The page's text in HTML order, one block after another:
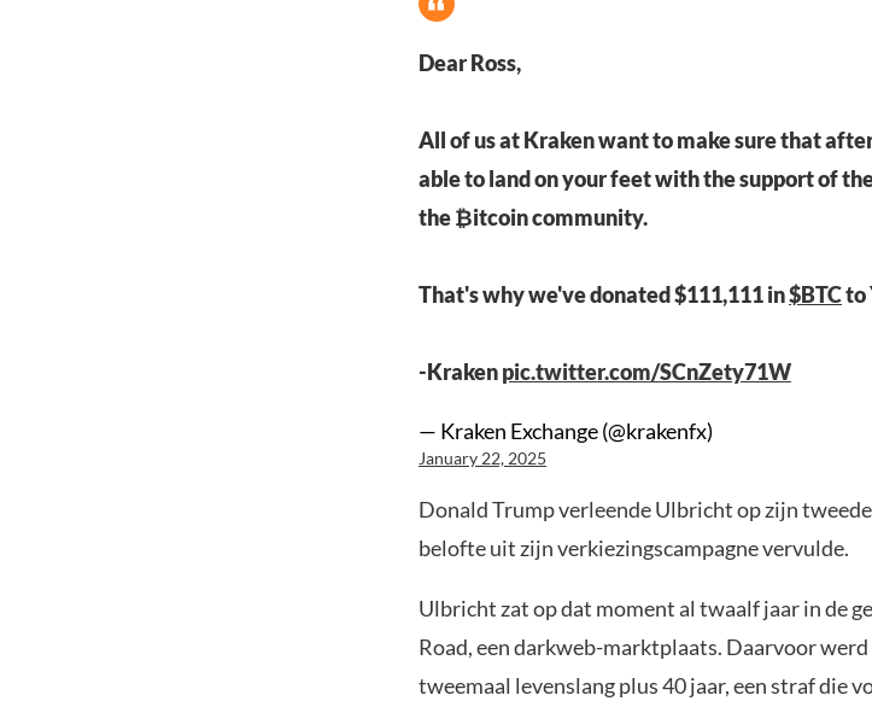
Dear Ross,
All of us at Kraken want to make sure that
able to land on your feet with the support of
the ₿itcoin community.
That's why we've donated $111,111 in$BTCto
-Krakenpic.twitter.com/SCnZety71W
— Kraken Exchange (@krakenfx)
January 22, 2025
Donald Trump verleende Ulbricht op zijn
belofte uit zijn verkiezingscampagne vervulde.
Ulbricht zat op dat moment al twaalf jaar in de
Road, een darkweb-marktplaats. Daarvoor
tweemaal levenslang plus 40 jaar, een straf die